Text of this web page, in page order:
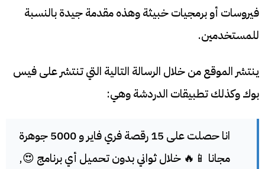
فيروسات أو برمجيات خبيثة وهذه مقدمة جيدة بالنسبة
للمستخدمين.
ينتشر الموقع من خلال الرسالة التالية التي تنتشر على فيس
بوك وكذلك تطبيقات الدردشة وهي:
انا حصلت على 15 رقصة فري فاير و 5000 جوهرة
مجانا 📱🔥 خلال ثواني بدون تحميل أي برنامج 😍,